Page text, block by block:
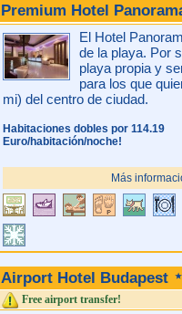
Premium Hotel
El Hotel
de la playa. Por
playa propia y
para los que
mi) del centro de ciudad.
Habitaciones dobles por 114.19
Euro/habitación/noche!
Más
Airport Hotel Budapest
Free airport transfer!